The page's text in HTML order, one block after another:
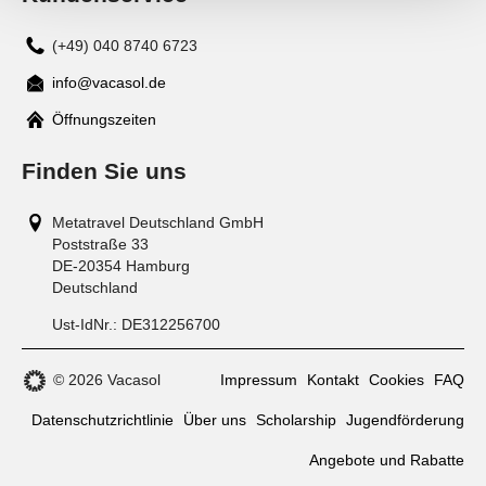
(+49) 040 8740 6723
Mail
info@vacasol.de
Öffnungszeiten
Finden Sie uns
Metatravel Deutschland GmbH
Poststraße 33
DE-20354 Hamburg
Deutschland
Ust-IdNr.: DE312256700
© 2026 Vacasol Impressum Kontakt Cookies FAQ
Datenschutzrichtlinie Über uns Scholarship Jugendförderung
Angebote und Rabatte